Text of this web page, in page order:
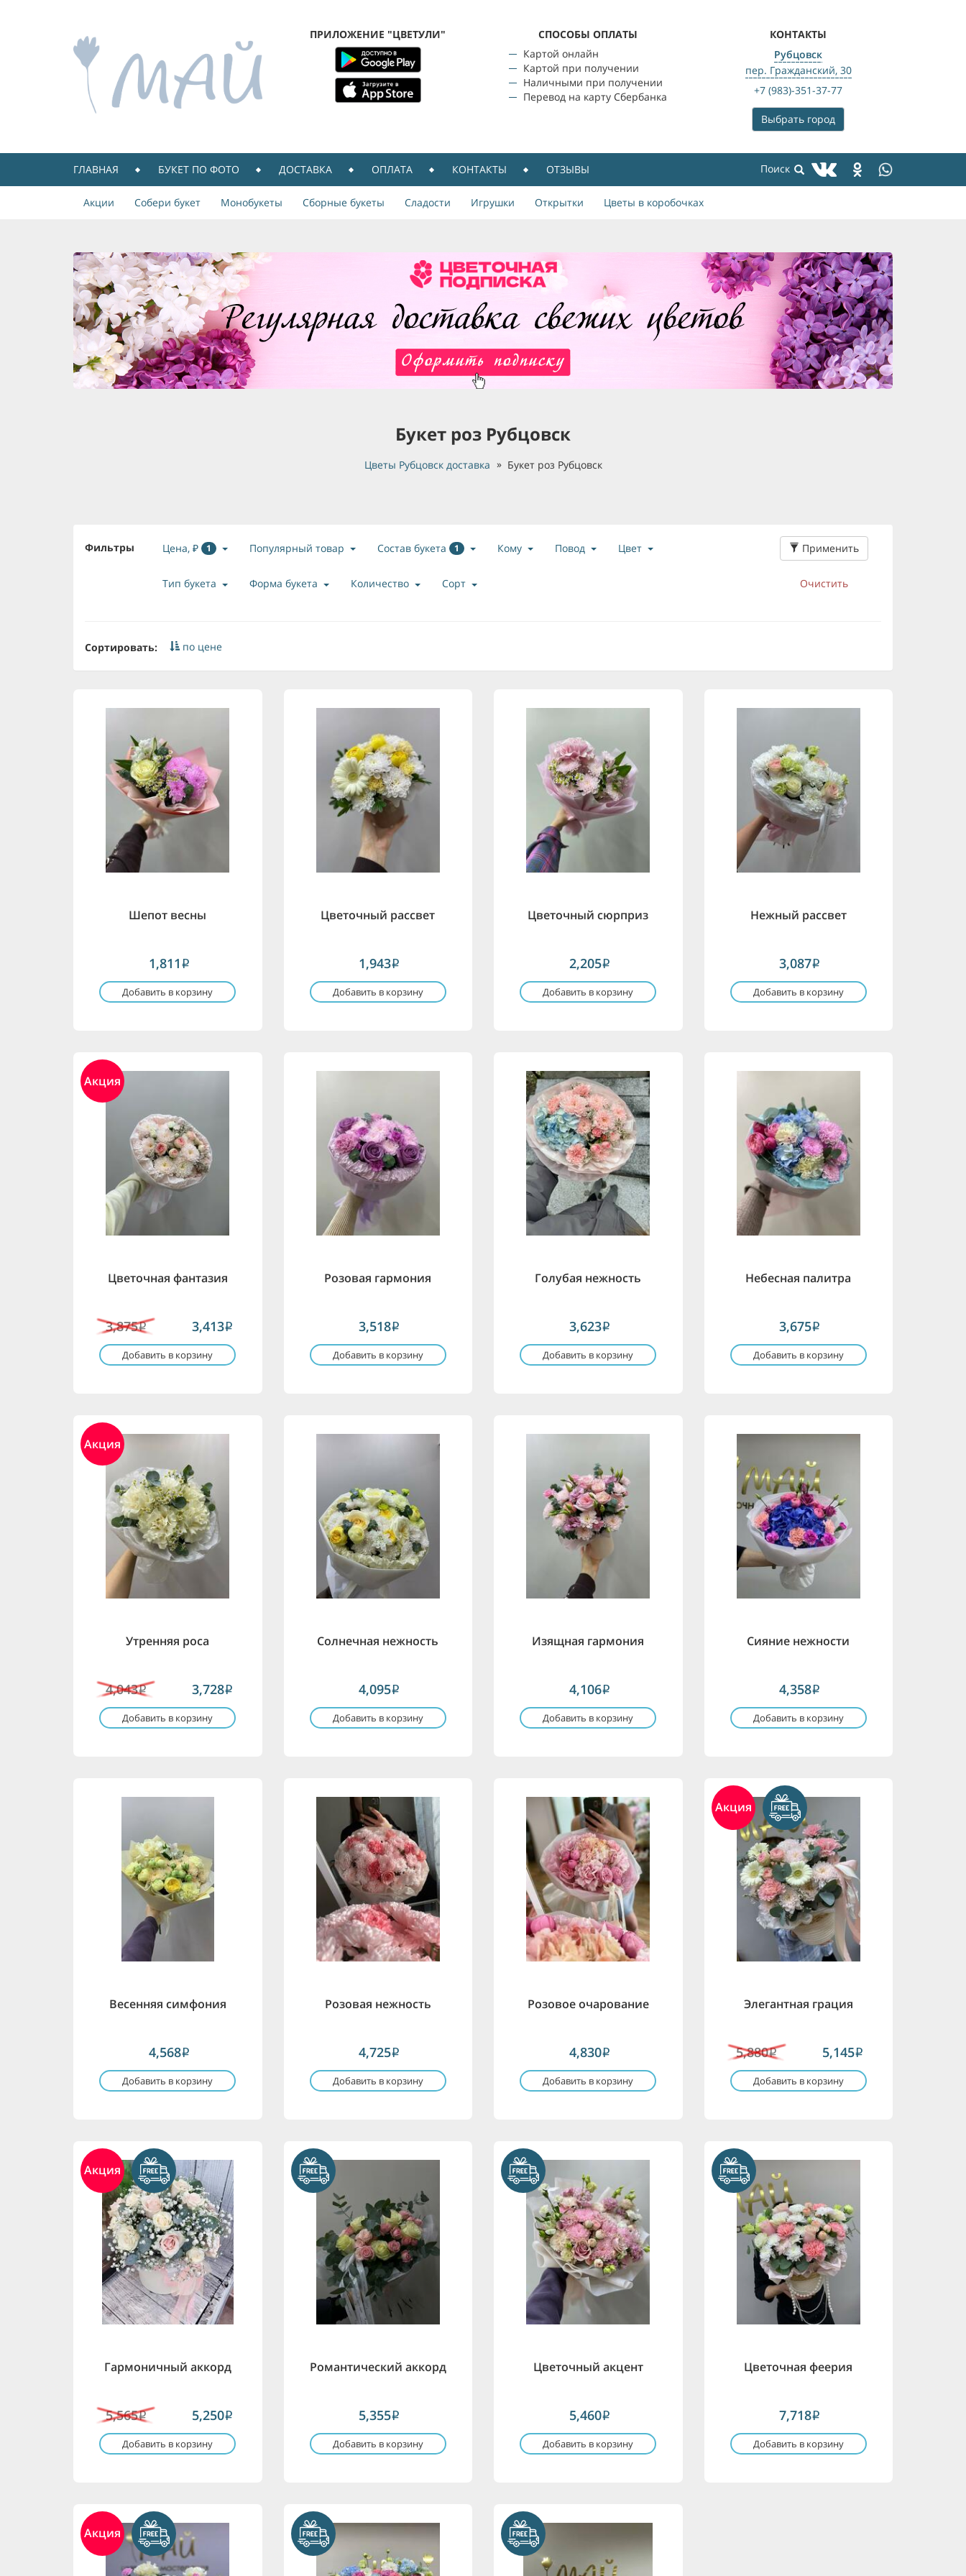
ПРИЛОЖЕНИЕ "ЦВЕТУЛИ"
CПОСОБЫ ОПЛАТЫ
Картой онлайн
Картой при получении
Наличными при получении
Перевод на карту Сбербанка
КОНТАКТЫ
Рубцовск
пер. Гражданский, 30
+7 (983)-351-37-77
Выбрать город
ГЛАВНАЯ БУКЕТ ПО ФОТО ДОСТАВКА ОПЛАТА КОНТАКТЫ ОТЗЫВЫ
Акции Собери букет Монобукеты Сборные букеты Сладости Игрушки Открытки Цветы в коробочках
Букет роз Рубцовск
Цветы Рубцовск доставка Букет роз Рубцовск
Фильтры Цена, ₽ 1 Популярный товар Состав букета 1 Кому Повод Цвет
Тип букета Форма букета Количество Сорт
Применить
Очистить
Сортировать: по цене
Шепот весны
1,811 i
Добавить в корзину
Цветочный рассвет
1,943i
Добавить в корзину
Цветочный сюрприз
2,205i
Добавить в корзину
Нежный рассвет
3,087i
Добавить в корзину
Акция
Цветочная фантазия
3,875i 3,413i
Добавить в корзину
Розовая гармония
3,518i
Добавить в корзину
Голубая нежность
3,623i
Добавить в корзину
Небесная палитра
3,675i
Добавить в корзину
Акция
Утренняя роса
4,043i 3,728i
Добавить в корзину
Солнечная нежность
4,095i
Добавить в корзину
Изящная гармония
4,106i
Добавить в корзину
Сияние нежности
4,358i
Добавить в корзину
Весенняя симфония
4,568i
Добавить в корзину
Розовая нежность
4,725i
Добавить в корзину
Розовое очарование
4,830i
Добавить в корзину
Акция
Элегантная грация
5,880i 5,145i
Добавить в корзину
Акция
Гармоничный аккорд
5,565i 5,250i
Добавить в корзину
Романтический аккорд
5,355i
Добавить в корзину
Цветочный акцент
5,460i
Добавить в корзину
Цветочная феерия
7,718i
Добавить в корзину
Акция